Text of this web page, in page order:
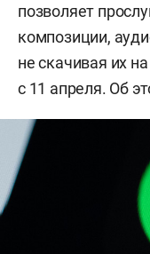
позволяет
композиции,
не скачивая их
с 11 апреля. Об